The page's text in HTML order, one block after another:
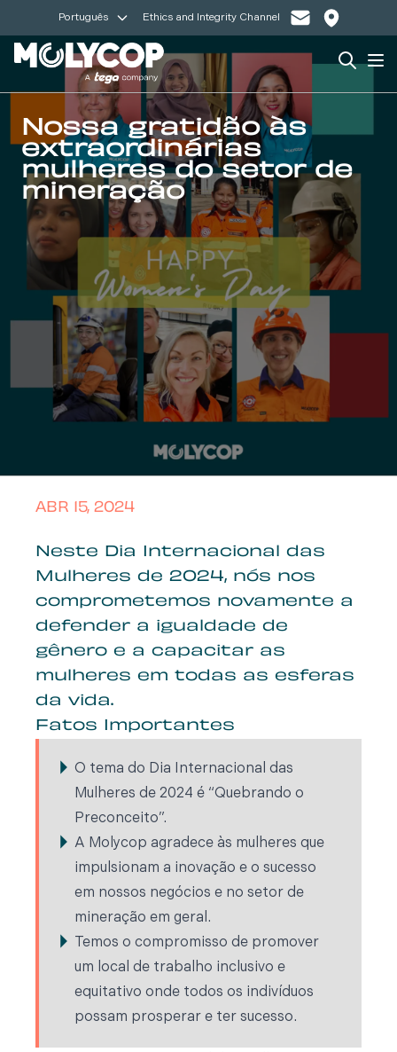
Português Ethics and Integrity Channel
Search
Nossa gratidão às
extraordinárias
mulheres do setor de
mineração
ABR 15, 2024
Neste Dia Internacional das
Mulheres de 2024, nós nos
comprometemos novamente a
defender a igualdade de
gênero e a capacitar as
mulheres em todas as esferas
da vida.
Fatos Importantes
O tema do Dia Internacional das
Mulheres de 2024 é “Quebrando o
Preconceito”.
A Molycop agradece às mulheres que
impulsionam a inovação e o sucesso
em nossos negócios e no setor de
mineração em geral.
Temos o compromisso de promover
um local de trabalho inclusivo e
equitativo onde todos os indivíduos
possam prosperar e ter sucesso.